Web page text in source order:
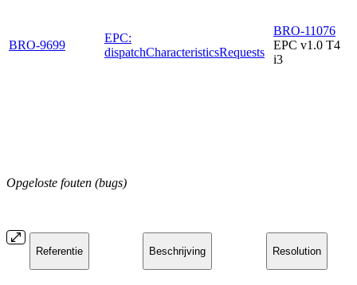
BRO-9699
EPC:
dispatchCharacteristicsRequests
BRO-11076
EPC v1.0 T4
i3
Opgeloste fouten (bugs)
Referentie Beschrijving Resolution